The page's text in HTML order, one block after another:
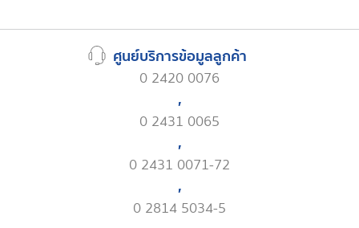
ศูนย์บริการข้อมูลลูกค้า
0 2420 0076
,
0 2431 0065
,
0 2431 0071-72
,
0 2814 5034-5